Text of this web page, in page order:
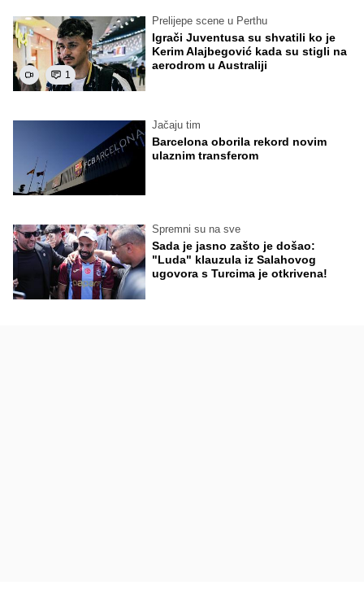
1
Prelijepe scene u Perthu
Igrači Juventusa su shvatili ko je
Kerim Alajbegović kada su stigli na
aerodrom u Australiji
Jačaju tim
Barcelona oborila rekord novim
ulaznim transferom
Spremni su na sve
Sada je jasno zašto je došao:
"Luda" klauzula iz Salahovog
ugovora s Turcima je otkrivena!